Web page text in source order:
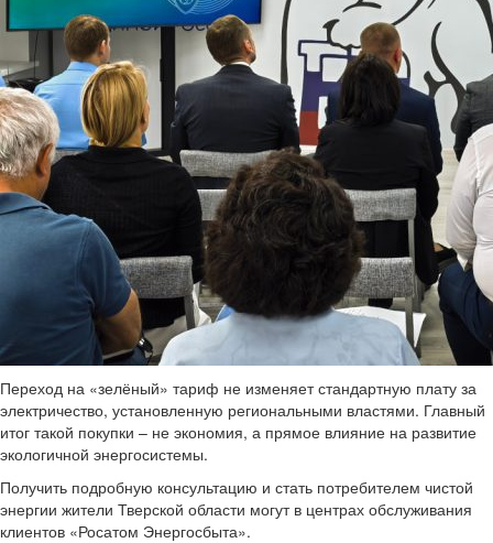
Переход на «зелёный» тариф не изменяет стандартную плату за
электричество, установленную региональными властями. Главный
итог такой покупки – не экономия, а прямое влияние на развитие
экологичной энергосистемы.
Получить подробную консультацию и стать потребителем чистой
энергии жители Тверской области могут в центрах обслуживания
клиентов «Росатом Энергосбыта».